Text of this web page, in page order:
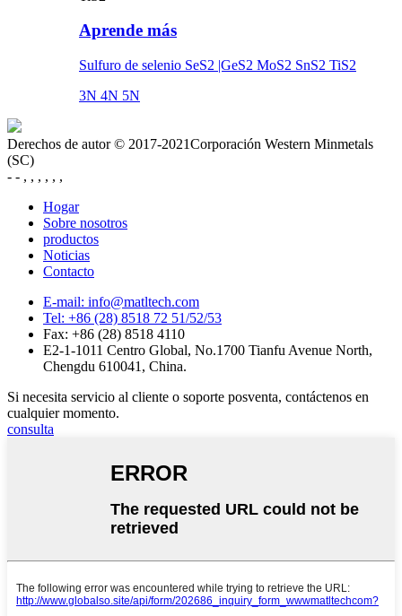
Aprende más
Sulfuro de selenio SeS2 |GeS2 MoS2 SnS2 TiS2
3N 4N 5N
Derechos de autor © 2017-2021Corporación Western Minmetals
(SC)
- - , , , , , ,
Hogar
Sobre nosotros
productos
Noticias
Contacto
E-mail: info@matltech.com
Tel: +86 (28) 8518 72 51/52/53
Fax: +86 (28) 8518 4110
E2-1-1011 Centro Global, No.1700 Tianfu Avenue North,
Chengdu 610041, China.
Si necesita servicio al cliente o soporte posventa, contáctenos en
cualquier momento.
consulta